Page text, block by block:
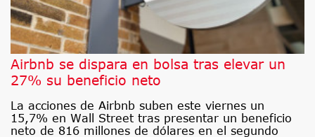
Airbnb se dispara en bolsa tras elevar un
27% su beneficio neto
La acciones de Airbnb suben este viernes un
15,7% en Wall Street tras presentar un beneficio
neto de 816 millones de dólares en el segundo